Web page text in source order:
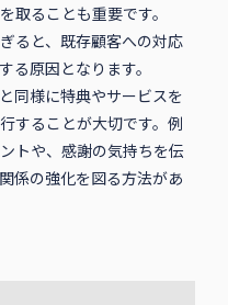
取ることも重要です。
ると、既存顧客への対応
る原因となります。
同様に特典やサービスを
することが大切です。例
トや、感謝の気持ちを伝
係の強化を図る方法があ